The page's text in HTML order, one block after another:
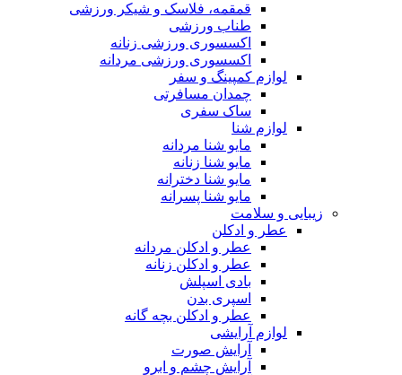
قمقمه، فلاسک و شیکر ورزشی
طناب ورزشی
اکسسوری ورزشی زنانه
اکسسوری ورزشی مردانه
لوازم کمپینگ و سفر
چمدان مسافرتی
ساک سفری
لوازم شنا
مایو شنا مردانه
مایو شنا زنانه
مایو شنا دخترانه
مایو شنا پسرانه
زیبایی و سلامت
عطر و ادکلن
عطر و ادکلن مردانه
عطر و ادکلن زنانه
بادی اسپلش
اسپری بدن
عطر و ادکلن بچه گانه
لوازم آرایشی
آرایش صورت
آرایش چشم و ابرو